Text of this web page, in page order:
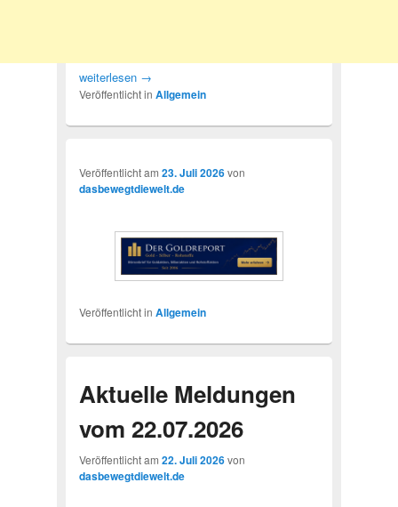
weiterlesen →
Veröffentlicht in Allgemein
Veröffentlicht am 23. Juli 2026von
dasbewegtdiewelt.de
Veröffentlicht in Allgemein
Aktuelle Meldungen
vom 22.07.2026
Veröffentlicht am 22. Juli 2026von
dasbewegtdiewelt.de